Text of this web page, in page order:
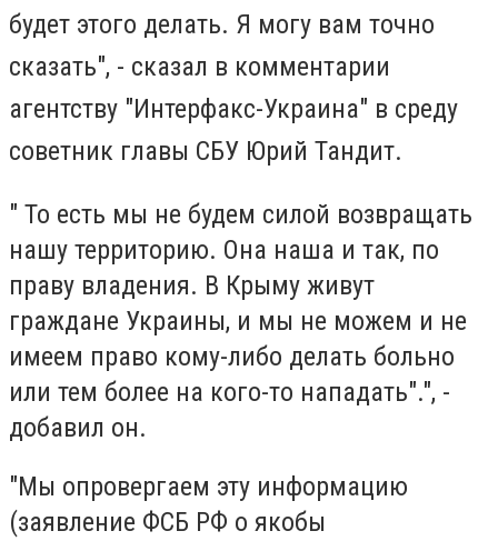
будет этого делать. Я могу вам точно
сказать", - сказал в комментарии
агентству "Интерфакс-Украина" в среду
советник главы СБУ Юрий Тандит.
" То есть мы не будем силой возвращать
нашу территорию. Она наша и так, по
праву владения. В Крыму живут
граждане Украины, и мы не можем и не
имеем право кому-либо делать больно
или тем более на кого-то нападать".", -
добавил он.
"Мы опровергаем эту информацию
(заявление ФСБ РФ о якобы